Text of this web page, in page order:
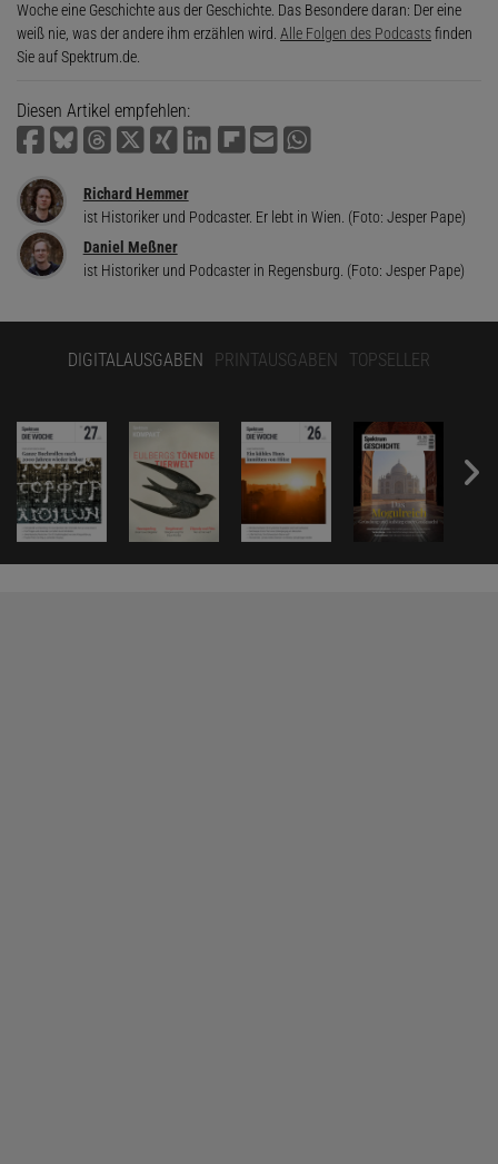
Woche eine Geschichte aus der Geschichte. Das Besondere daran: Der eine
weiß nie, was der andere ihm erzählen wird. Alle Folgen des Podcastsfinden
Sie auf Spektrum.de.
Diesen Artikel empfehlen:
Richard Hemmer
ist Historiker und Podcaster. Er lebt in Wien. (Foto: Jesper Pape)
Daniel Meßner
ist Historiker und Podcaster in Regensburg. (Foto: Jesper Pape)
DIGITALAUSGABEN PRINTAUSGABEN TOPSELLER